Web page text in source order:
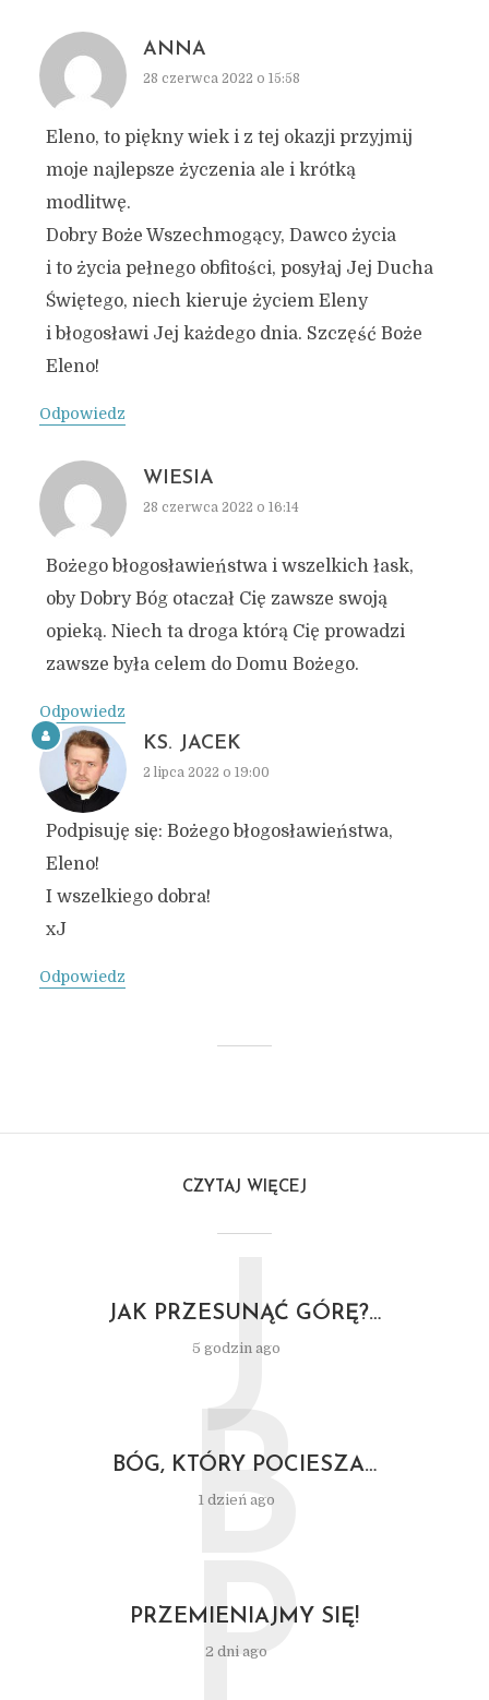
ANNA
28 czerwca 2022 o 15:58
Eleno, to piękny wiek i z tej okazji przyjmij
moje najlepsze życzenia ale i krótką
modlitwę.
Dobry Boże Wszechmogący, Dawco życia
i to życia pełnego obfitości, posyłaj Jej Ducha
Świętego, niech kieruje życiem Eleny
i błogosławi Jej każdego dnia. Szczęść Boże
Eleno!
Odpowiedz
WIESIA
28 czerwca 2022 o 16:14
Bożego błogosławieństwa i wszelkich łask,
oby Dobry Bóg otaczał Cię zawsze swoją
opieką. Niech ta droga którą Cię prowadzi
zawsze była celem do Domu Bożego.
Odpowiedz
KS. JACEK
2 lipca 2022 o 19:00
Podpisuję się: Bożego błogosławieństwa,
Eleno!
I wszelkiego dobra!
xJ
Odpowiedz
CZYTAJ WIĘCEJ
JAK PRZESUNĄĆ GÓRĘ?…
5 godzin ago
J
BÓG, KTÓRY POCIESZA…
1 dzień ago
B
PRZEMIENIAJMY SIĘ!
2 dni ago
P